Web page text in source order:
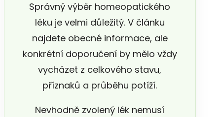
Správný výběr homeopatického
léku je velmi důležitý. V článku
najdete obecné informace, ale
konkrétní doporučení by mělo vždy
vycházet z celkového stavu,
příznaků a průběhu potíží.
Nevhodně zvolený lék nemusí